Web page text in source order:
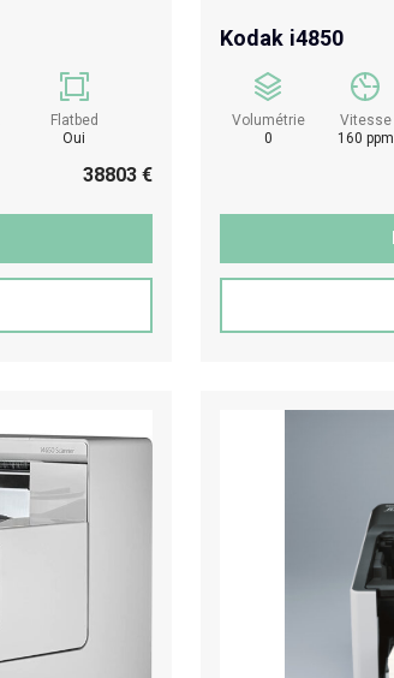
Flatbed
Oui
38803 €
Kodak i4850
Volumétrie
0
Vitesse
160 ppm